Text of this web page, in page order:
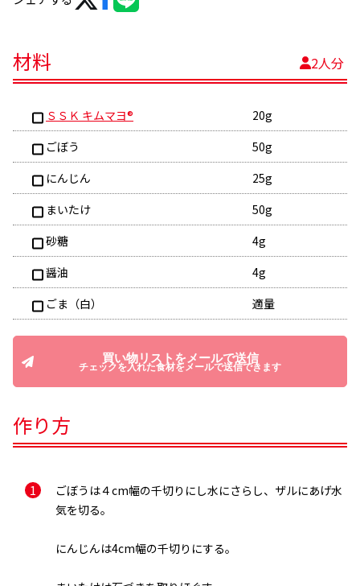
材料 2人分
ＳＳＫ キムマヨ®
20g
ごぼう
50g
にんじん
25g
まいたけ
50g
砂糖
4g
醤油
4g
ごま（白）
適量
買い物リストをメールで送信
チェックを入れた食材をメールで送信できます
作り方
ごぼうは４cm幅の千切りにし水にさらし、ザルにあげ水
気を切る。
にんじんは4cm幅の千切りにする。